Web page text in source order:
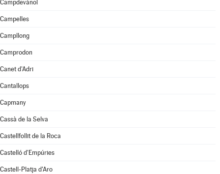
Campdevànol
Campelles
Campllong
Camprodon
Canet d'Adri
Cantallops
Capmany
Cassà de la Selva
Castellfollit de la Roca
Castelló d'Empúries
Castell-Platja d'Aro